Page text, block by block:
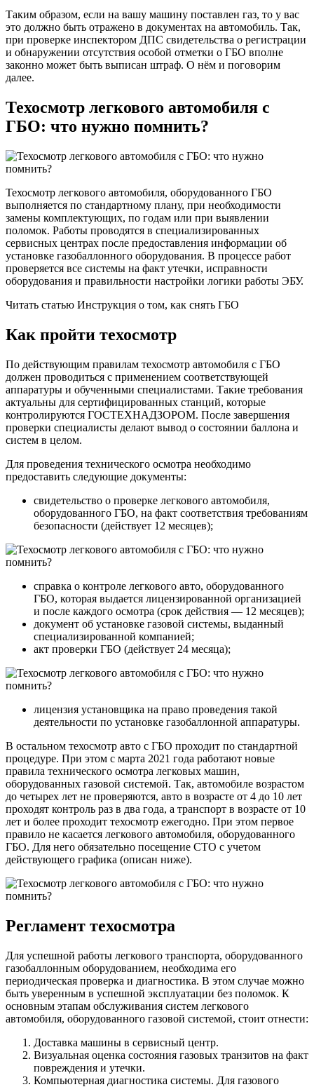
Таким образом, если на вашу машину поставлен газ, то у вас
это должно быть отражено в документах на автомобиль. Так,
при проверке инспектором ДПС свидетельства о регистрации
и обнаружении отсутствия особой отметки о ГБО вполне
законно может быть выписан штраф. О нём и поговорим
далее.
Техосмотр легкового автомобиля с
ГБО: что нужно помнить?
Техосмотр легкового автомобиля, оборудованного ГБО
выполняется по стандартному плану, при необходимости
замены комплектующих, по годам или при выявлении
поломок. Работы проводятся в специализированных
сервисных центрах после предоставления информации об
установке газобаллонного оборудования. В процессе работ
проверяется все системы на факт утечки, исправности
оборудования и правильности настройки логики работы ЭБУ.
Читать статью Инструкция о том, как снять ГБО
Как пройти техосмотр
По действующим правилам техосмотр автомобиля с ГБО
должен проводиться с применением соответствующей
аппаратуры и обученными специалистами. Такие требования
актуальны для сертифицированных станций, которые
контролируются ГОСТЕХНАДЗОРОМ. После завершения
проверки специалисты делают вывод о состоянии баллона и
систем в целом.
Для проведения технического осмотра необходимо
предоставить следующие документы:
свидетельство о проверке легкового автомобиля,
оборудованного ГБО, на факт соответствия требованиям
безопасности (действует 12 месяцев);
справка о контроле легкового авто, оборудованного
ГБО, которая выдается лицензированной организацией
и после каждого осмотра (срок действия — 12 месяцев);
документ об установке газовой системы, выданный
специализированной компанией;
акт проверки ГБО (действует 24 месяца);
лицензия установщика на право проведения такой
деятельности по установке газобаллонной аппаратуры.
В остальном техосмотр авто с ГБО проходит по стандартной
процедуре. При этом с марта 2021 года работают новые
правила технического осмотра легковых машин,
оборудованных газовой системой. Так, автомобиле возрастом
до четырех лет не проверяются, авто в возрасте от 4 до 10 лет
проходят контроль раз в два года, а транспорт в возрасте от 10
лет и более проходит техосмотр ежегодно. При этом первое
правило не касается легкового автомобиля, оборудованного
ГБО. Для него обязательно посещение СТО с учетом
действующего графика (описан ниже).
Регламент техосмотра
Для успешной работы легкового транспорта, оборудованного
газобаллонным оборудованием, необходима его
периодическая проверка и диагностика. В этом случае можно
быть уверенным в успешной эксплуатации без поломок. К
основным этапам обслуживания систем легкового
автомобиля, оборудованного газовой системой, стоит отнести:
Доставка машины в сервисный центр.
Визуальная оценка состояния газовых транзитов на факт
повреждения и утечки.
Компьютерная диагностика системы. Для газового